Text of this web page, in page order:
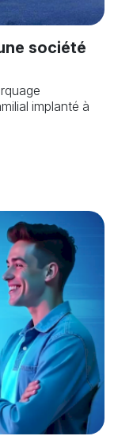
société
implanté à